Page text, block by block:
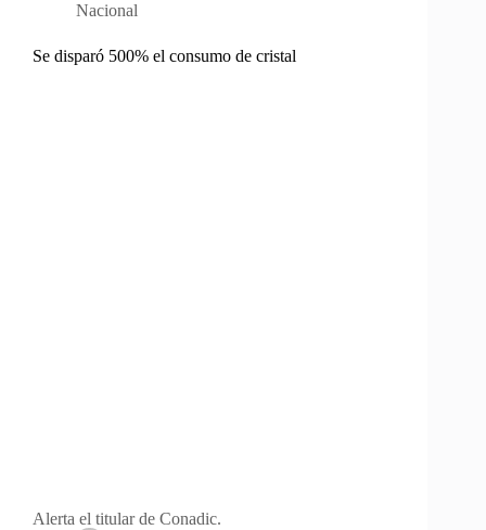
Nacional
Se disparó 500% el consumo de cristal
Alerta el titular de Conadic.